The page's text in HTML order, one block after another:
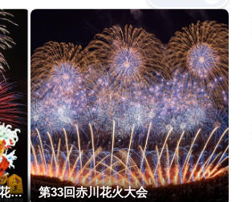
青森ねぶた祭協賛第72回青森花火大会 第33回赤川花火大会